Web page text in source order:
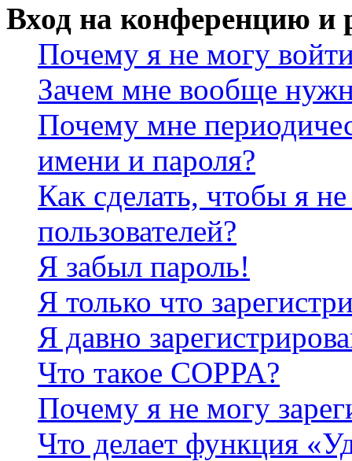
Вход на конференцию и
Почему я не могу
Зачем мне вообще
Почему мне
имени и пароля?
Как сделать, чтобы я
пользователей?
Я забыл пароль!
Я только что
Я давно
Что такое COPPA?
Почему я не могу
Что делает функция